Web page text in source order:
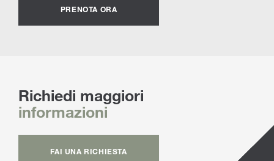
PRENOTA ORA
Richiedi maggiori
informazioni
FAI UNA RICHIESTA